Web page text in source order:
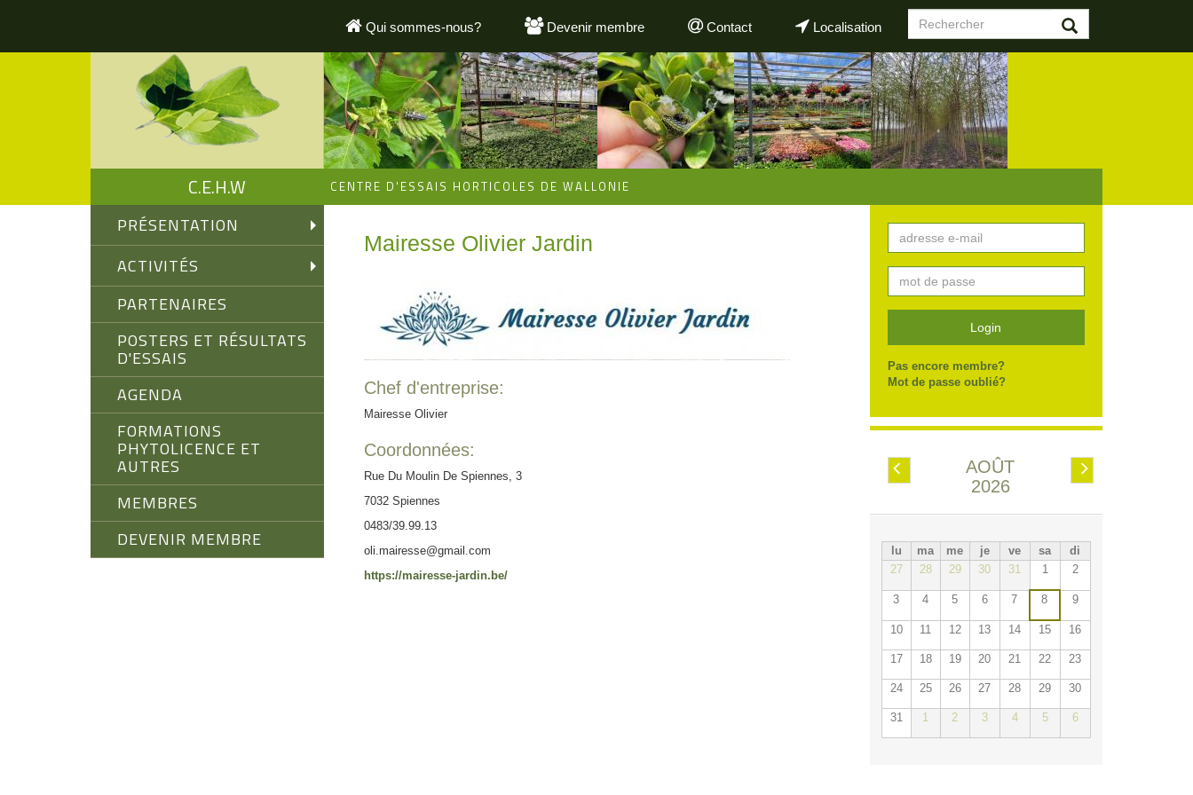
principal
Formulaire
de
recherche
Qui sommes-nous? Devenir membre Contact Localisation
C.E.H.W CENTRE D'ESSAIS HORTICOLES DE WALLONIE
PRÉSENTATION
ACTIVITÉS
PARTENAIRES
POSTERS ET RÉSULTATS
D'ESSAIS
AGENDA
FORMATIONS
PHYTOLICENCE ET
AUTRES
MEMBRES
DEVENIR MEMBRE
Mairesse Olivier Jardin
Chef d'entreprise:
Mairesse Olivier
Coordonnées:
Rue Du Moulin De Spiennes, 3
7032 Spiennes
0483/39.99.13
oli.mairesse@gmail.com
https://mairesse-jardin.be/
Login
Pas encore membre?
Mot de passe oublié?
Préc. Suiv.
AOÛT
2026
lu ma me je ve sa
di
27
28 29 30 31 1 2
3 4 5 6 7 8 9
10 11 12 13 14 15 16
17 18 19 20 21 22 23
24 25 26 27 28 29 30
31 1 2 3 4 5 6